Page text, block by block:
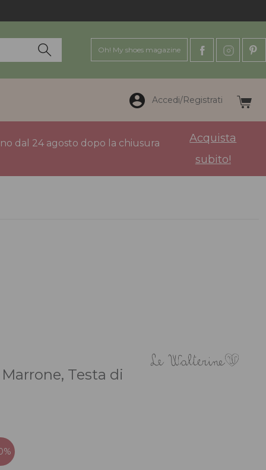
Oh! My shoes magazine
Accedi/Registrati
dal 24 agosto dopo la chiusura
Acquista
subito!
Testa di